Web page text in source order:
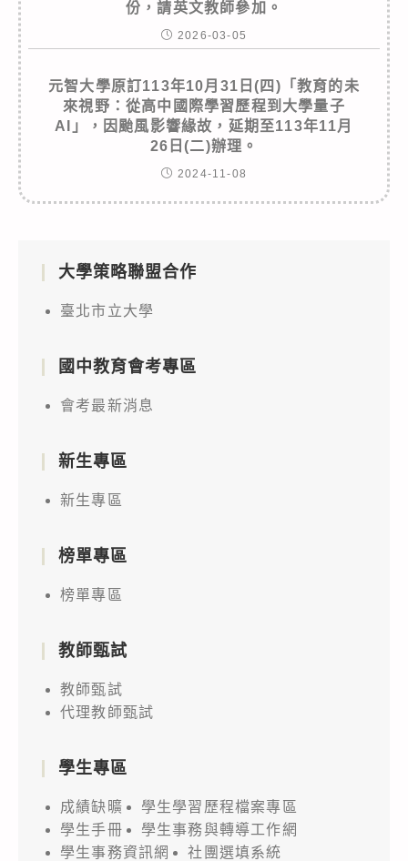
份，請英文教師參加。
2026-03-05
元智大學原訂113年10月31日(四)「教育的未
來視野：從高中國際學習歷程到大學量子
AI」，因颱風影響緣故，延期至113年11月
26日(二)辦理。
2024-11-08
大學策略聯盟合作
臺北市立大學
國中教育會考專區
會考最新消息
新生專區
新生專區
榜單專區
榜單專區
教師甄試
教師甄試
代理教師甄試
學生專區
成績缺曠
學生學習歷程檔案專區
學生手冊
學生事務與轉導工作網
學生事務資訊網
社團選填系統